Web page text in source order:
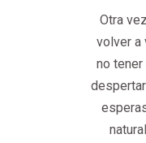
Otra
volver a
no tener